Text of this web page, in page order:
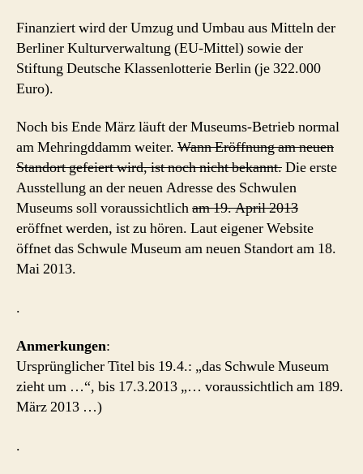
Finanziert wird der Umzug und Umbau aus Mitteln der
Berliner Kulturverwaltung (EU-Mittel) sowie der
Stiftung Deutsche Klassenlotterie Berlin (je 322.000
Euro).
Noch bis Ende März läuft der Museums-Betrieb normal
am Mehringddamm weiter. Wann Eröffnung am neuen
Standort gefeiert wird, ist noch nicht bekannt.Die erste
Ausstellung an der neuen Adresse des Schwulen
Museums soll voraussichtlicham 19. April 2013
eröffnet werden, ist zu hören. Laut eigener Website
öffnet das Schwule Museum am neuen Standort am 18.
Mai 2013.
.
Anmerkungen:
Ursprünglicher Titel bis 19.4.: „das Schwule Museum
zieht um …“, bis 17.3.2013 „… voraussichtlich am 189.
März 2013 …)
.